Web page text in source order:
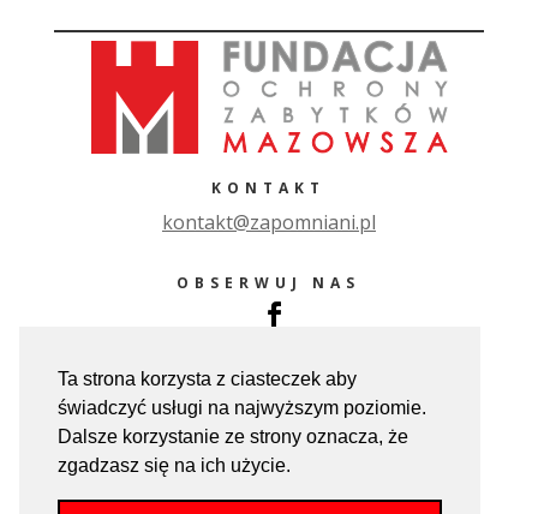
Ta strona korzysta z ciasteczek aby
świadczyć usługi na najwyższym poziomie.
Dalsze korzystanie ze strony oznacza, że
zgadzasz się na ich użycie.
KONTAKT
kontakt@zapomniani.pl
OBSERWUJ NAS